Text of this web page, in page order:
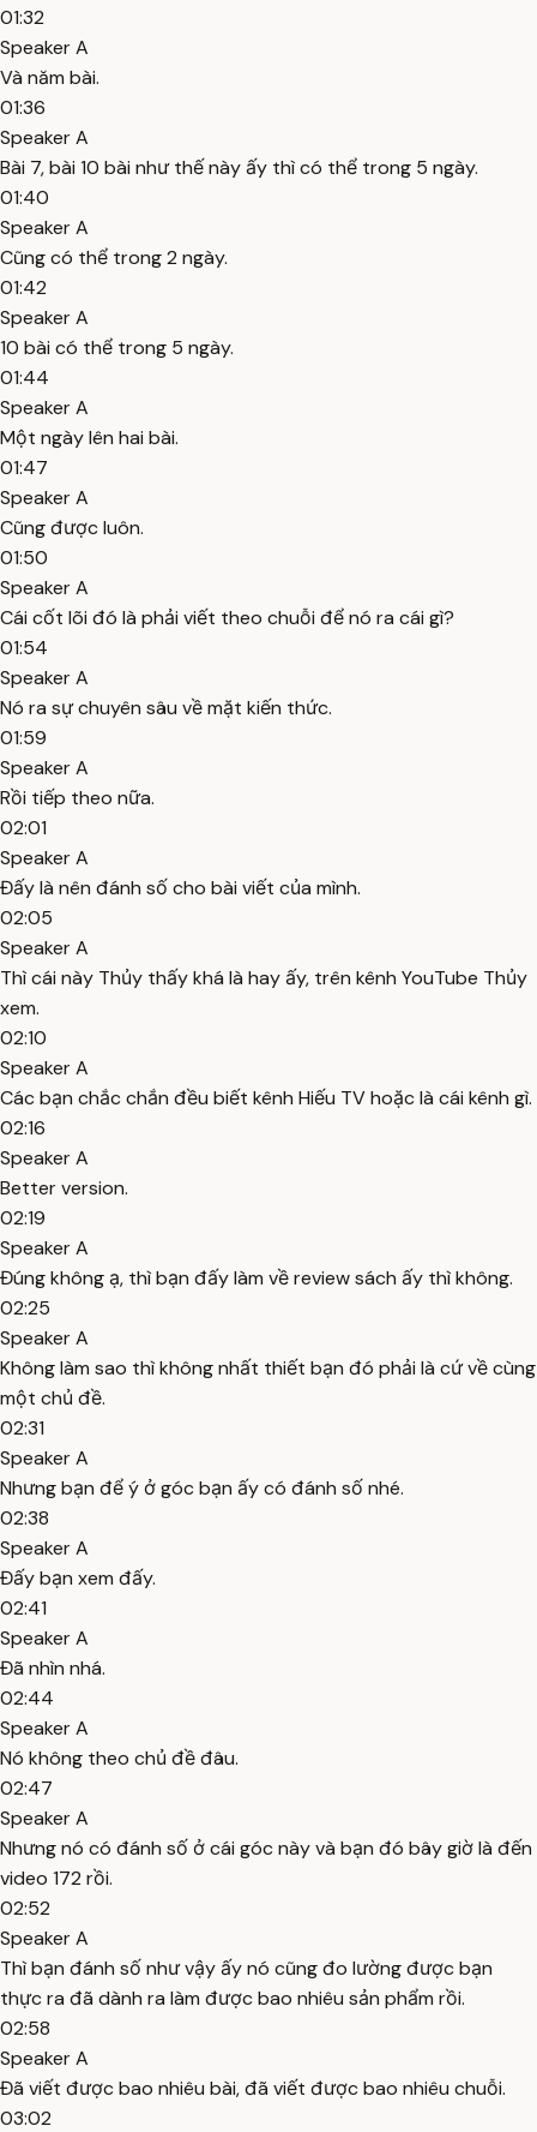
01:32
Speaker A
Và năm bài.
01:36
Speaker A
Bài 7, bài 10 bài như thế này ấy thì có thể trong 5 ngày.
01:40
Speaker A
Cũng có thể trong 2 ngày.
01:42
Speaker A
10 bài có thể trong 5 ngày.
01:44
Speaker A
Một ngày lên hai bài.
01:47
Speaker A
Cũng được luôn.
01:50
Speaker A
Cái cốt lõi đó là phải viết theo chuỗi để nó ra cái gì?
01:54
Speaker A
Nó ra sự chuyên sâu về mặt kiến thức.
01:59
Speaker A
Rồi tiếp theo nữa.
02:01
Speaker A
Đấy là nên đánh số cho bài viết của mình.
02:05
Speaker A
Thì cái này Thủy thấy khá là hay ấy, trên kênh YouTube Thủy
xem.
02:10
Speaker A
Các bạn chắc chắn đều biết kênh Hiếu TV hoặc là cái kênh gì.
02:16
Speaker A
Better version.
02:19
Speaker A
Đúng không ạ, thì bạn đấy làm về review sách ấy thì không.
02:25
Speaker A
Không làm sao thì không nhất thiết bạn đó phải là cứ về cùng
một chủ đề.
02:31
Speaker A
Nhưng bạn để ý ở góc bạn ấy có đánh số nhé.
02:38
Speaker A
Đấy bạn xem đấy.
02:41
Speaker A
Đã nhìn nhá.
02:44
Speaker A
Nó không theo chủ đề đâu.
02:47
Speaker A
Nhưng nó có đánh số ở cái góc này và bạn đó bây giờ là đến
video 172 rồi.
02:52
Speaker A
Thì bạn đánh số như vậy ấy nó cũng đo lường được bạn
thực ra đã dành ra làm được bao nhiêu sản phẩm rồi.
02:58
Speaker A
Đã viết được bao nhiêu bài, đã viết được bao nhiêu chuỗi.
03:02